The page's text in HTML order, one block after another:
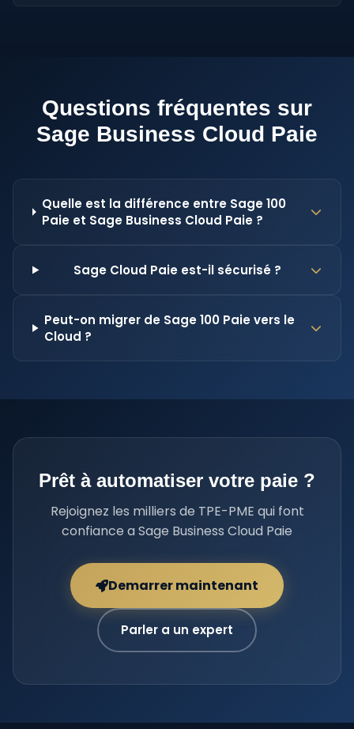
Questions fréquentes sur
Sage Business Cloud Paie
Quelle est la différence entre Sage 100
Paie et Sage Business Cloud Paie ?
Sage Cloud Paie est-il sécurisé ?
Peut-on migrer de Sage 100 Paie vers le
Cloud ?
Prêt à automatiser votre paie ?
Rejoignez les milliers de TPE-PME qui font
confiance a Sage Business Cloud Paie
Demarrer maintenant
Parler a un expert